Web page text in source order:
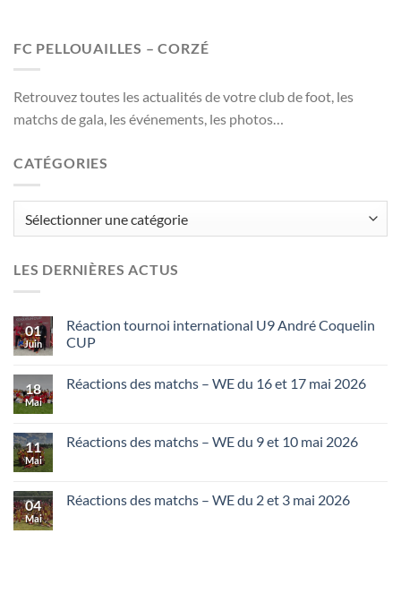
FC PELLOUAILLES – CORZÉ
Retrouvez toutes les actualités de votre club de foot, les
matchs de gala, les événements, les photos…
CATÉGORIES
LES DERNIÈRES ACTUS
01
Juin
Réaction tournoi international U9 André Coquelin
CUP
18
Mai
Réactions des matchs – WE du 16 et 17 mai 2026
11
Mai
Réactions des matchs – WE du 9 et 10 mai 2026
04
Mai
Réactions des matchs – WE du 2 et 3 mai 2026